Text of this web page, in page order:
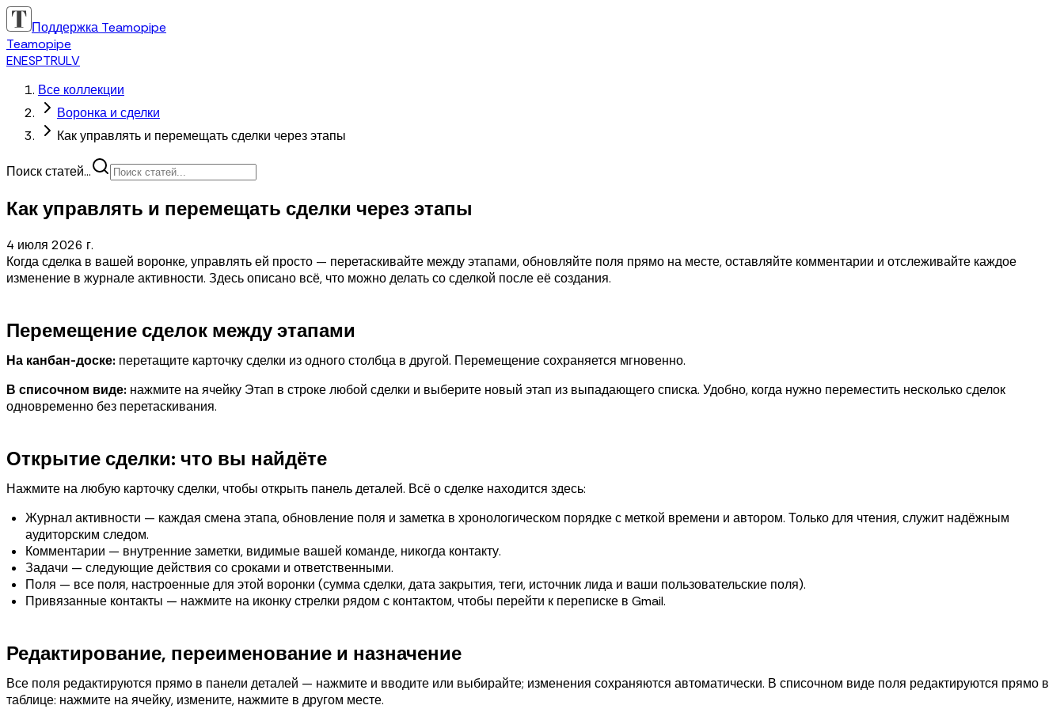
Поддержка Teamopipe
Teamopipe
ENESPTRULV
Все коллекции
Воронка и сделки
Как управлять и перемещать сделки через этапы
Поиск статей...
Как управлять и перемещать сделки через этапы
4 июля 2026 г.
Когда сделка в вашей воронке, управлять ей просто — перетаскивайте между этапами, обновляйте поля прямо на месте, оставляйте комментарии и отслеживайте каждое
изменение в журнале активности. Здесь описано всё, что можно делать со сделкой после её создания.
Перемещение сделок между этапами
На канбан-доске: перетащите карточку сделки из одного столбца в другой. Перемещение сохраняется мгновенно.
В списочном виде: нажмите на ячейку Этап в строке любой сделки и выберите новый этап из выпадающего списка. Удобно, когда нужно переместить несколько сделок
одновременно без перетаскивания.
Открытие сделки: что вы найдёте
Нажмите на любую карточку сделки, чтобы открыть панель деталей. Всё о сделке находится здесь:
Журнал активности — каждая смена этапа, обновление поля и заметка в хронологическом порядке с меткой времени и автором. Только для чтения, служит надёжным
аудиторским следом.
Комментарии — внутренние заметки, видимые вашей команде, никогда контакту.
Задачи — следующие действия со сроками и ответственными.
Поля — все поля, настроенные для этой воронки (сумма сделки, дата закрытия, теги, источник лида и ваши пользовательские поля).
Привязанные контакты — нажмите на иконку стрелки рядом с контактом, чтобы перейти к переписке в Gmail.
Редактирование, переименование и назначение
Все поля редактируются прямо в панели деталей — нажмите и вводите или выбирайте; изменения сохраняются автоматически. В списочном виде поля редактируются прямо в
таблице: нажмите на ячейку, измените, нажмите в другом месте.